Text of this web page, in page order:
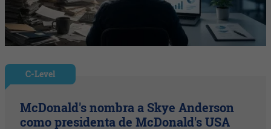
C-Level
McDonald's nombra a Skye Anderson
como presidenta de McDonald's USA